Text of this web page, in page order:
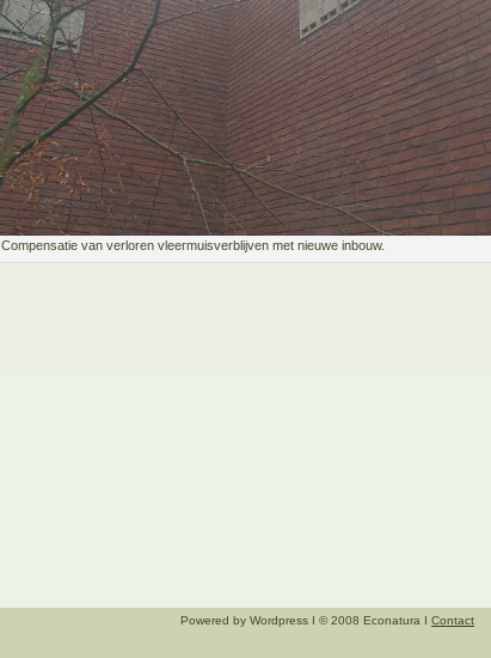
Compensatie van verloren vleermuisverblijven met nieuwe inbouw.
Powered by Wordpress I © 2008 Econatura I Contact